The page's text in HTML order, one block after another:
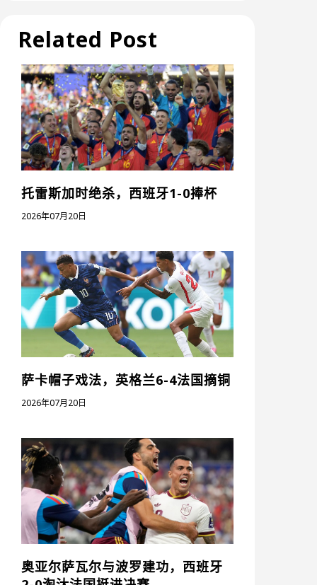
Related Post
托雷斯加时绝杀，西班牙1-0捧杯
2026年07月20日
萨卡帽子戏法，英格兰6-4法国摘铜
2026年07月20日
奥亚尔萨瓦尔与波罗建功，西班牙